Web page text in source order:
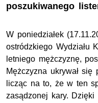
poszukiwanego
W poniedziałek
ostródzkiego Wydziału
letniego mężczyznę,
Mężczyzna ukrywał
licząc na to, że w ten
zasądzonej kary.